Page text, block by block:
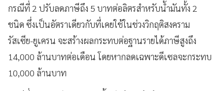
กรณีที่ 2 ปรับลดภาษีถึง 5 บาทต่อลิตรสำหรับน้ำมันทั้ง 2
ชนิด ซึ่งเป็นอัตราเดียวกับที่เคยใช้ในช่วงวิกฤติสงคราม
รัสเซีย-ยูเครน จะสร้างผลกระทบต่อฐานรายได้ภาษีสูงถึง
14,000 ล้านบาทต่อเดือน โดยหากลดเฉพาะดีเซลจะกระทบ
10,000 ล้านบาท